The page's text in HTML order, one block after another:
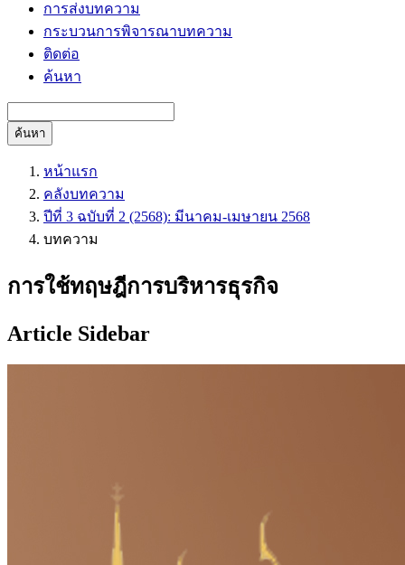
การส่งบทความ
กระบวนการพิจารณาบทความ
ติดต่อ
ค้นหา
ค้นหา
หน้าแรก
คลังบทความ
ปีที่ 3 ฉบับที่ 2 (2568): มีนาคม-เมษายน 2568
บทความ
การใช้ทฤษฎีการบริหารธุรกิจ
Article Sidebar